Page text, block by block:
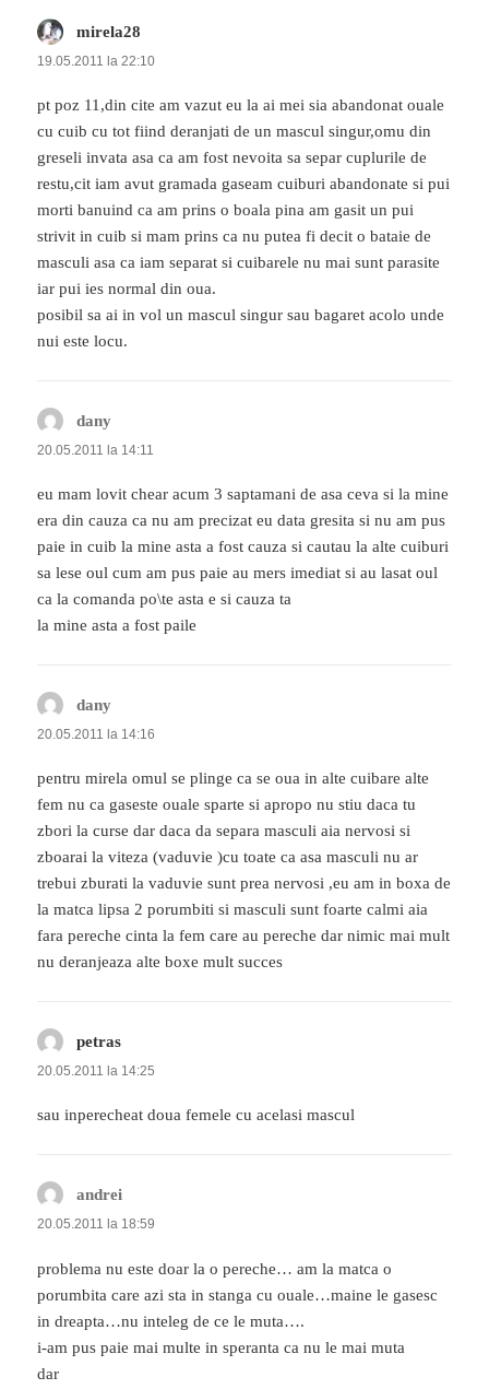
mirela28
19.05.2011 la 22:10
pt poz 11,din cite am vazut eu la ai mei sia abandonat ouale
cu cuib cu tot fiind deranjati de un mascul singur,omu din
greseli invata asa ca am fost nevoita sa separ cuplurile de
restu,cit iam avut gramada gaseam cuiburi abandonate si pui
morti banuind ca am prins o boala pina am gasit un pui
strivit in cuib si mam prins ca nu putea fi decit o bataie de
masculi asa ca iam separat si cuibarele nu mai sunt parasite
iar pui ies normal din oua.
posibil sa ai in vol un mascul singur sau bagaret acolo unde
nui este locu.
dany
20.05.2011 la 14:11
eu mam lovit chear acum 3 saptamani de asa ceva si la mine
era din cauza ca nu am precizat eu data gresita si nu am pus
paie in cuib la mine asta a fost cauza si cautau la alte cuiburi
sa lese oul cum am pus paie au mers imediat si au lasat oul
ca la comanda po\te asta e si cauza ta
la mine asta a fost paile
dany
20.05.2011 la 14:16
pentru mirela omul se plinge ca se oua in alte cuibare alte
fem nu ca gaseste ouale sparte si apropo nu stiu daca tu
zbori la curse dar daca da separa masculi aia nervosi si
zboarai la viteza (vaduvie )cu toate ca asa masculi nu ar
trebui zburati la vaduvie sunt prea nervosi ,eu am in boxa de
la matca lipsa 2 porumbiti si masculi sunt foarte calmi aia
fara pereche cinta la fem care au pereche dar nimic mai mult
nu deranjeaza alte boxe mult succes
petras
20.05.2011 la 14:25
sau inperecheat doua femele cu acelasi mascul
andrei
20.05.2011 la 18:59
problema nu este doar la o pereche… am la matca o
porumbita care azi sta in stanga cu ouale…maine le gasesc
in dreapta…nu inteleg de ce le muta….
i-am pus paie mai multe in speranta ca nu le mai muta
dar